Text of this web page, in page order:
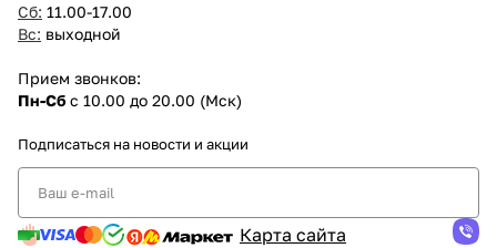
Сб: 11.00-17.00
Вс: выходной
Прием звонков:
Пн-Сб с 10.00 до 20.00 (Мск)
Подписаться на новости и акции
Карта сайта